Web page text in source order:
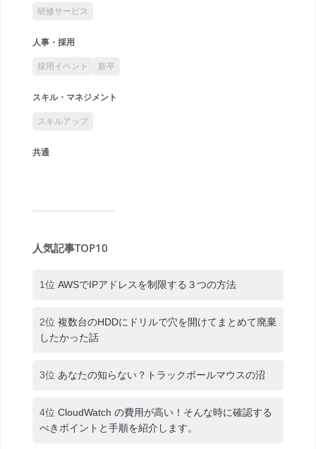
研修サービス
人事・採用
採用イベント 新卒
スキル・マネジメント
スキルアップ
共通
人気記事TOP10
1位 AWSでIPアドレスを制限する３つの方法
2位 複数台のHDDにドリルで穴を開けてまとめて廃棄
したかった話
3位 あなたの知らない？トラックボールマウスの沼
4位 CloudWatch の費用が高い！そんな時に確認する
べきポイントと手順を紹介します。